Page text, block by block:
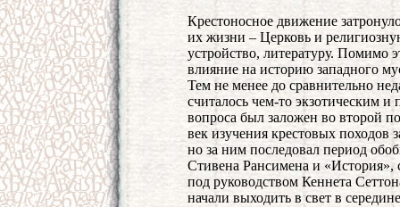
Крестоносное движение
их жизни – Церковь и
устройство, литературу. Помимо
влияние на историю западного
Тем не менее до сравнительно
считалось чем-то экзотическим
вопроса был заложен во второй
век изучения крестовых походов
но за ним последовал период
Стивена Рансимена и «История»,
под руководством Кеннета
начали выходить в свет в